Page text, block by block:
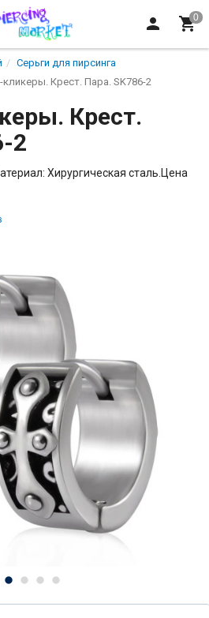
Серьги для пирсинга
кликеры. Крест. Пара. SK786-2
Крест.
2
Хирургическая сталь.Цена